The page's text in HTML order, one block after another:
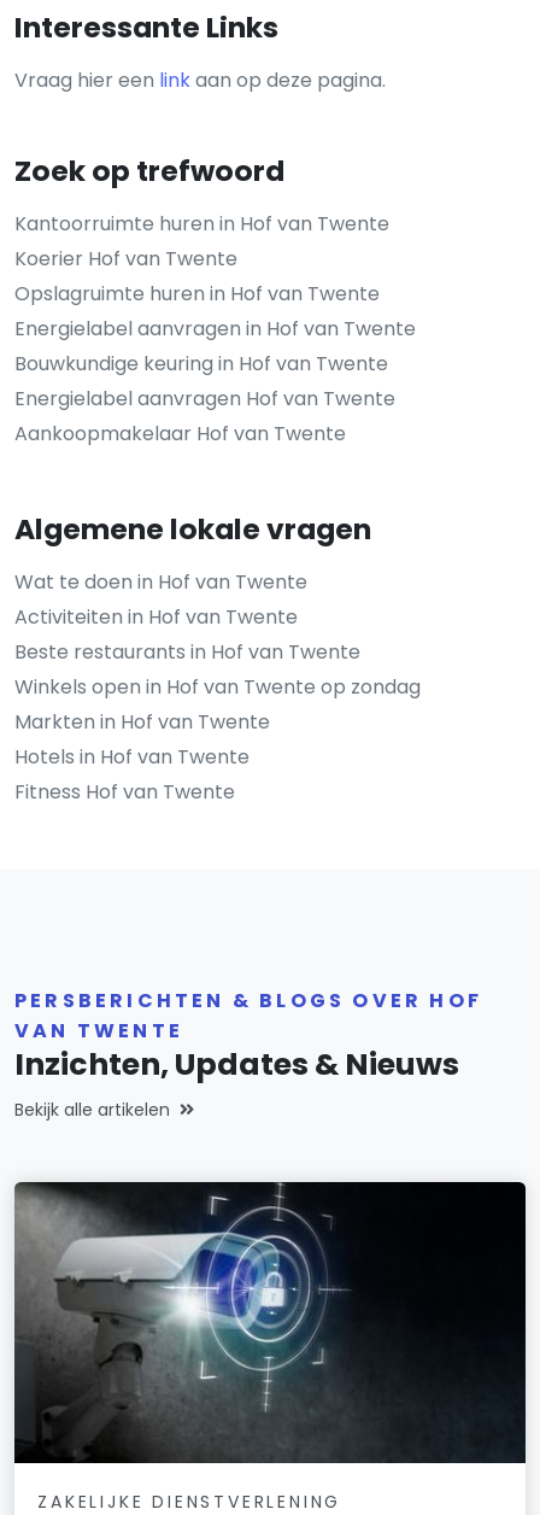
Interessante Links
Vraag hier een linkaan op deze pagina.
Zoek op trefwoord
Kantoorruimte huren in Hof van Twente
Koerier Hof van Twente
Opslagruimte huren in Hof van Twente
Energielabel aanvragen in Hof van Twente
Bouwkundige keuring in Hof van Twente
Energielabel aanvragen Hof van Twente
Aankoopmakelaar Hof van Twente
Algemene lokale vragen
Wat te doen in Hof van Twente
Activiteiten in Hof van Twente
Beste restaurants in Hof van Twente
Winkels open in Hof van Twente op zondag
Markten in Hof van Twente
Hotels in Hof van Twente
Fitness Hof van Twente
PERSBERICHTEN & BLOGS OVER HOF
VAN TWENTE
Inzichten, Updates & Nieuws
Bekijk alle artikelen
ZAKELIJKE DIENSTVERLENING